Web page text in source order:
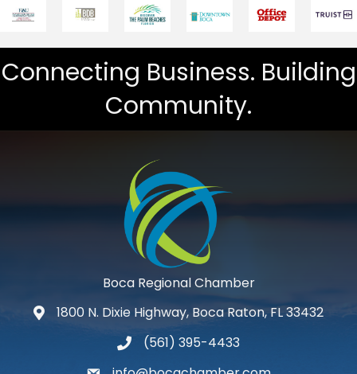
Connecting Business. Building
Community.
Boca Regional Chamber
map and address
1800 N. Dixie Highway, Boca Raton, FL 33432
phone number
(561) 395-4433